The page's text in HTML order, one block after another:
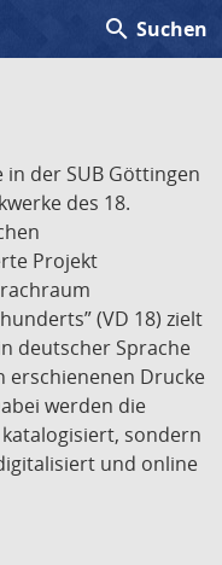
search Suchen
in der SUB Göttingen
des 18.
Projekt
(VD 18) zielt
deutscher Sprache
erschienenen Drucke
werden die
sondern
und online